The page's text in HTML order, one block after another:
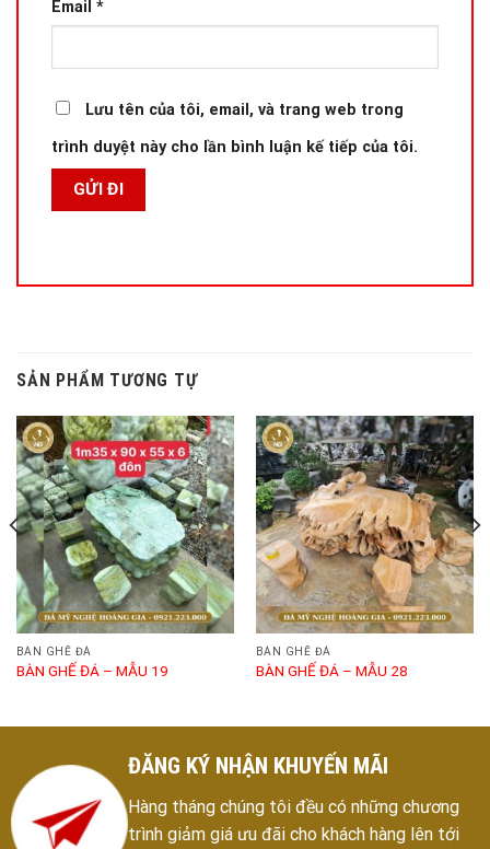
Email *
Lưu tên của tôi, email, và trang web trong
trình duyệt này cho lần bình luận kế tiếp của tôi.
SẢN PHẨM TƯƠNG TỰ
BÀN GHẾ ĐÁ
BÀN GHẾ ĐÁ – MẪU 19
BÀN GHẾ ĐÁ
BÀN GHẾ ĐÁ – MẪU 28
ĐĂNG KÝ NHẬN KHUYẾN MÃI
Hàng tháng chúng tôi đều có những chương
trình giảm giá ưu đãi cho khách hàng lên tới